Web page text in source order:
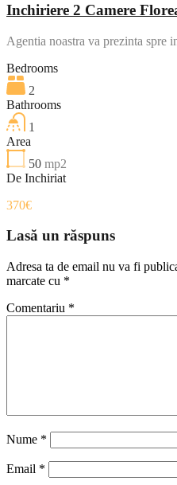
Inchiriere 2 Camere
Agentia noastra va prezinta spre
Bedrooms
2
Bathrooms
1
Area
50 mp2
De Inchiriat
370€
Lasă un răspuns
Adresa ta de email nu va fi
marcate cu *
Comentariu *
Nume *
Email *